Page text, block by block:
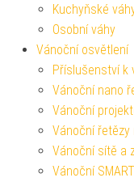
Kuchyňské
Osobní váhy
Vánoční osvětlení
Příslušenství k
Vánoční nano
Vánoční
Vánoční
Vánoční sítě a
Vánoční